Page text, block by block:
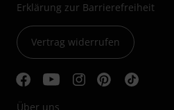
Erklärung zur Barrierefreiheit
Vertrag widerrufen
Über uns